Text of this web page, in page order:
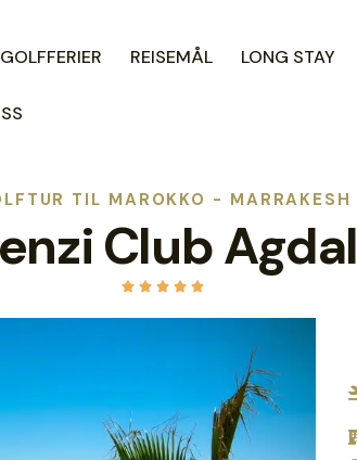
REISEMÅL LONG STAY
TIL MAROKKO - MARRAKESH
Club Agdal
    